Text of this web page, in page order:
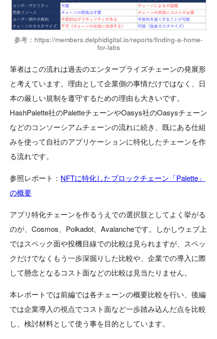
参考：https://members.delphidigital.io/reports/finding-a-home-
for-labs
筆者はこの流れは過去のエンタープライズチェーンの発展形
と考えています。理由として企業側の事情だけではなく、日
本の厳しい規制を遵守するための理由も大きいです。
HashPalette社のPaletteチェーンやOasys社のOasysチェーン
などのコンソーシアムチェーンの流れに続き、既にある仕組
みを使って自社のアプリケーションに特化したチェーンを作
る流れです。
参照レポート： NFTに特化したブロックチェーン「Palette」
の概要
アプリ特化チェーンを作るうえでの選択肢としてよく挙がる
のが、Cosmos、Polkadot、Avalancheです。しかしウェブ上
ではスペック面や投機目線での比較は見られますが、スペッ
クだけでなくもう一歩深掘りした比較や、企業での導入に際
して懸念となるコスト面などの比較は見当たりません。
本レポートでは前編では各チェーンの概要比較を行い、後編
では企業導入の視点でコスト面など一歩踏み込んだ点を比較
し、検討材料として使う事を目的としています。